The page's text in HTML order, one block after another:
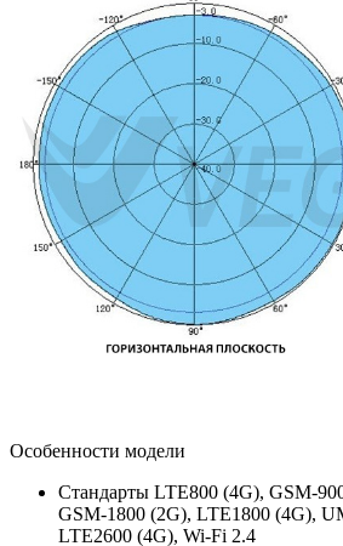
Особенности модели
Стандарты LTE800 (4G), GSM-
GSM-1800 (2G), LTE1800 (4G),
LTE2600 (4G), Wi-Fi 2.4